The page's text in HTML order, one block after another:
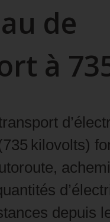
de
à
kilovolts)
depuis